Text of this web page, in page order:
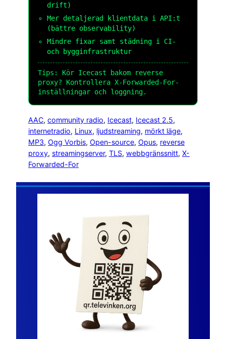
drift)
Mer detaljerad klientdata i API:t
(bättre observability)
Mindre fixar samt städning i CI-
och bygginfrastruktur
Tips: Kör Icecast bakom reverse
proxy? Kontrollera X-Forwarded-For-
inställningar och loggning.
AAC, community radio, Icecast, Icecast 2.5
internetradio, Linux, ljudstreaming, mörkt läge
MP3, Ogg Vorbis, Open-source, Opus, reverse
proxy, streamingserver, TLS, webbgränssnitt, X-
Forwarded-For